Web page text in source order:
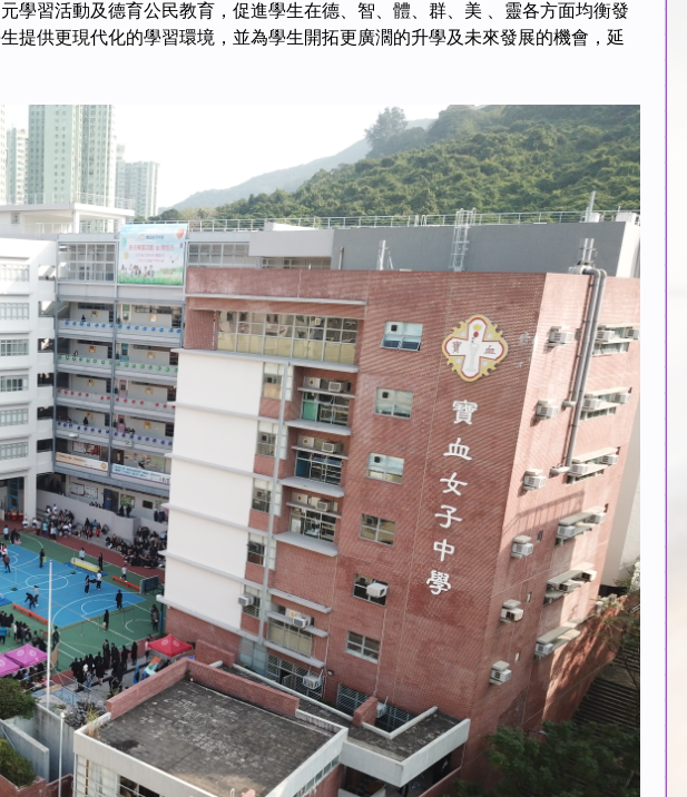
學習活動及德育公民教育，促進學生在德、智、體、群、美 、靈各方面均衡發
提供更現代化的學習環境，並為學生開拓更廣濶的升學及未來發展的機會，延